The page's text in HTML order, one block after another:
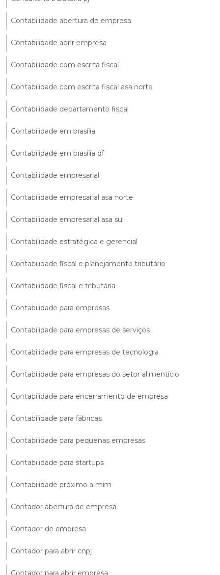
Contabilidade abertura de empresa
Contabilidade abrir empresa
Contabilidade com escrita fiscal
Contabilidade com escrita fiscal asa norte
Contabilidade departamento fiscal
Contabilidade em brasília
Contabilidade em brasília df
Contabilidade empresarial
Contabilidade empresarial asa norte
Contabilidade empresarial asa sul
Contabilidade estratégica e gerencial
Contabilidade fiscal e planejamento tributário
Contabilidade fiscal e tributária
Contabilidade para empresas
Contabilidade para empresas de serviços
Contabilidade para empresas de tecnologia
Contabilidade para empresas do setor alimentício
Contabilidade para encerramento de empresa
Contabilidade para fábricas
Contabilidade para pequenas empresas
Contabilidade para startups
Contabilidade próximo a mim
Contador abertura de empresa
Contador de empresa
Contador para abrir cnpj
Contador para abrir empresa